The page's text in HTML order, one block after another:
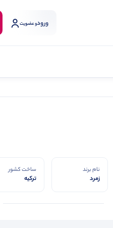
ورودو عضویت
نام برند
زمرد
ساخت کشور
ترکیه